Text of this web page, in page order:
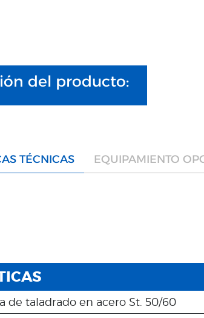
del producto:
TÉCNICAS EQUIPAMIENTO
de taladrado en acero St. 50/60